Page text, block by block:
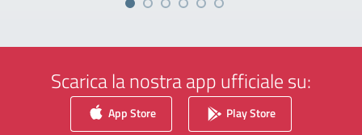
Scarica la nostra app ufficiale su:
App Store Play Store